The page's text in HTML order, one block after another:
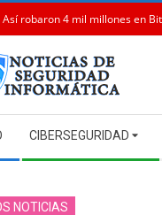
Así robaron 4 mil millones en
CIBERSEGURIDAD
NOTICIAS